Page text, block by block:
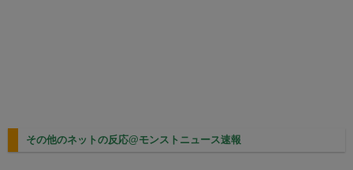
その他のネットの反応@モンストニュース速報